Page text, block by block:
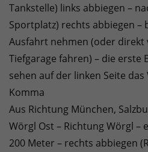
Tankstelle) links abbiegen –
Sportplatz) rechts abbiegen –
Ausfahrt nehmen (oder direkt
Tiefgarage fahren) – die erste
sehen auf der linken Seite
Komma
Aus Richtung München,
Wörgl Ost – Richtung Wörgl –
200 Meter – rechts abbiegen